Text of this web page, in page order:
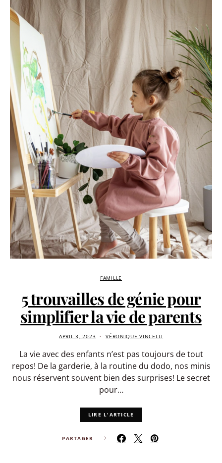
FAMILLE
5 trouvailles de génie pour
simplifier la vie de parents
APRIL 3, 2023 VÉRONIQUE VINCELLI
La vie avec des enfants n’est pas toujours de tout
repos! De la garderie, à la routine du dodo, nos minis
nous réservent souvent bien des surprises! Le secret
pour…
LIRE L'ARTICLE
PARTAGER